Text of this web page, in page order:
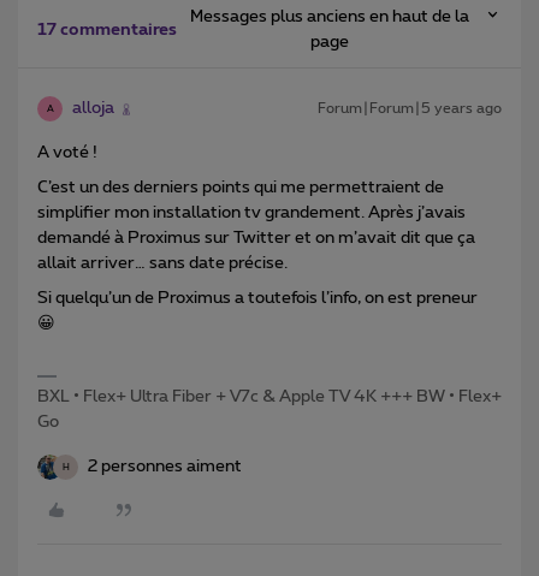
17 commentaires
Messages plus anciens en haut de la
page
A alloja Forum|Forum|5 years ago
A voté !
C’est un des derniers points qui me permettraient de
simplifier mon installation tv grandement. Après j’avais
demandé à Proximus sur Twitter et on m’avait dit que ça
allait arriver… sans date précise.
Si quelqu’un de Proximus a toutefois l’info, on est preneur
😀
BXL • Flex+ Ultra Fiber + V7c & Apple TV 4K +++ BW • Flex+
Go
H 2 personnes aiment